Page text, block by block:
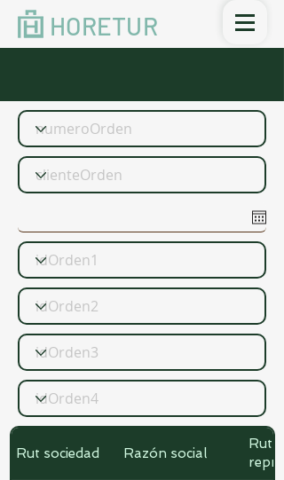
HORETUR
Rut sociedad Razón social
Rut